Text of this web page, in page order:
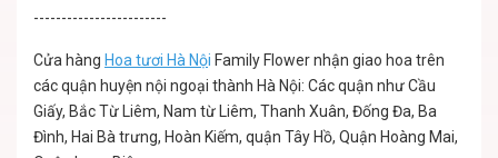
------------------------
Cửa hàng Hoa tươi Hà Nội Family Flower nhận giao hoa trên
các quận huyện nội ngoại thành Hà Nội: Các quận như Cầu
Giấy, Bắc Từ Liêm, Nam từ Liêm, Thanh Xuân, Đống Đa, Ba
Đình, Hai Bà trưng, Hoàn Kiếm, quận Tây Hồ, Quận Hoàng Mai,